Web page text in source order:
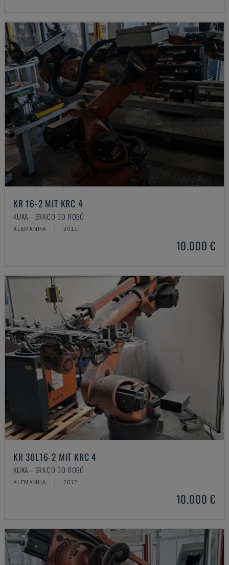
KR 16-2 MIT KRC 4
KUKA - BRAÇO DO ROBÔ
ALEMANHA 2011
10.000 €
KR 30L16-2 MIT KRC 4
KUKA - BRAÇO DO ROBÔ
ALEMANHA 2012
10.000 €